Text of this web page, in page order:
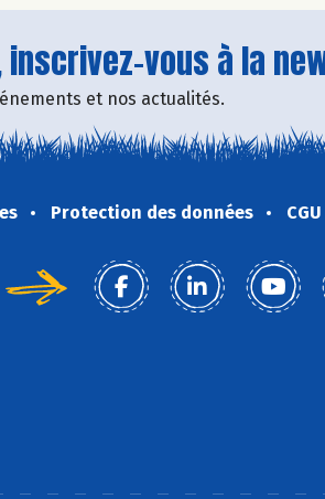
vous à la
et nos actualités.
Protection des données CGU